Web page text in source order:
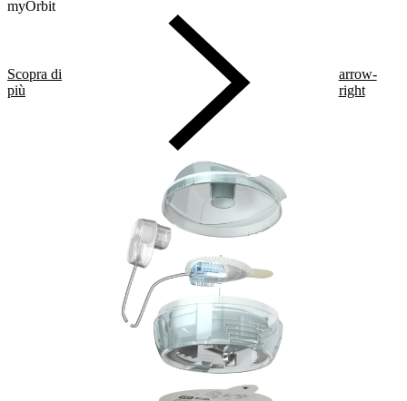
myOrbit
Scopra di
più
arrow-
right